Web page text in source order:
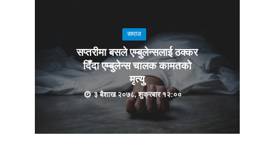
समाज
सप्तरीमा बसले एम्बुलेन्सलाई ठक्कर
दिँदा एम्बुलेन्स चालक कामतको
मृत्यु
३ बैशाख २०७८, शुक्रबार १२:००